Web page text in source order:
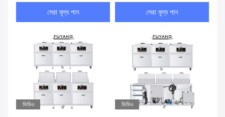
সেরা মূল্য পান সেরা মূল্য পান
ভিডিও ভিডিও